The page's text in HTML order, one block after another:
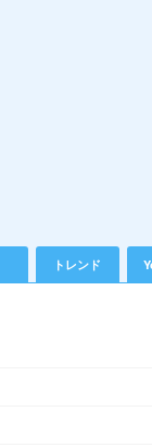
トレンド